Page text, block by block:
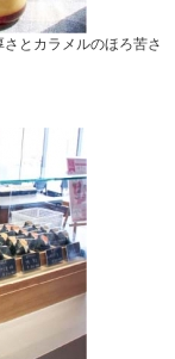
とカラメルのほろ苦さ